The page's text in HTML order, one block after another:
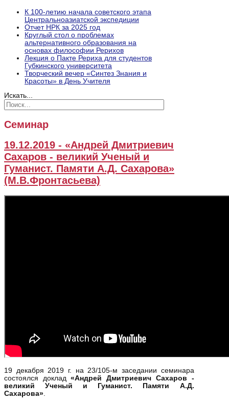
К 100-летию начала советского этапа
Центральноазиатской экспедиции
Отчет НРК за 2025 год
Круглый стол о проблемах
альтернативного образования на
основах философии Рерихов
Лекция о Пакте Рериха для студентов
Губкинского университета
Творческий вечер «Синтез Знания и
Красоты» в День Учителя
Искать...
Семинар
19.12.2019 - «Андрей Дмитриевич
Сахаров - великий Ученый и
Гуманист. Памяти А.Д. Сахарова»
(М.В.Фронтасьева)
19 декабря 2019 г. на 23/105-м заседании семинара
состоялся доклад«Андрей Дмитриевич Сахаров -
великий Ученый и Гуманист. Памяти А.Д.
Сахарова»